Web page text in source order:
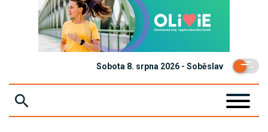
Sobota 8. srpna 2026 - Soběslav